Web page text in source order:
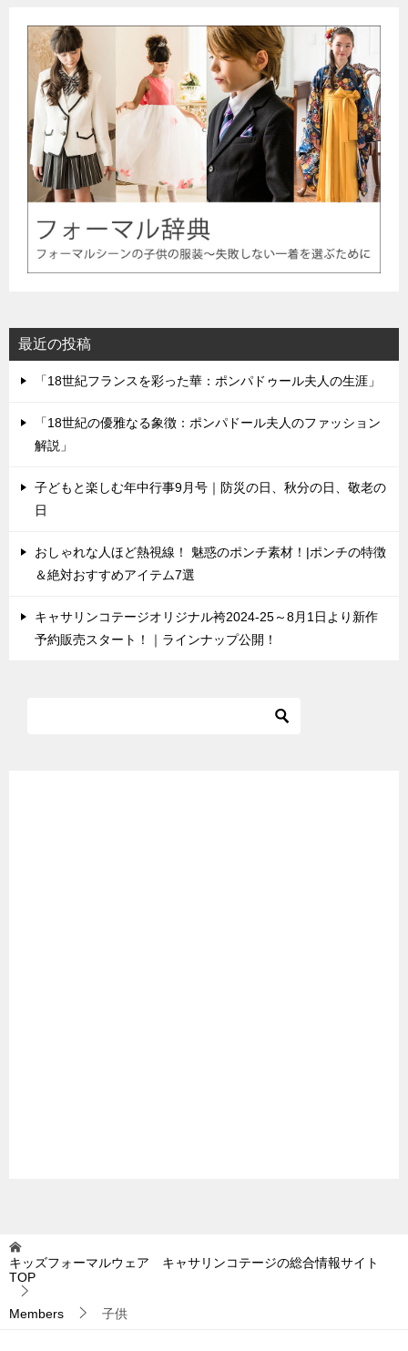
最近の投稿
「18世紀フランスを彩った華：ポンパドゥール夫人の生涯」
「18世紀の優雅なる象徴：ポンパドール夫人のファッション
解説」
子どもと楽しむ年中行事9月号｜防災の日、秋分の日、敬老の
日
おしゃれな人ほど熱視線！ 魅惑のポンチ素材！|ポンチの特徴
＆絶対おすすめアイテム7選
キャサリンコテージオリジナル袴2024-25～8月1日より新作
予約販売スタート！｜ラインナップ公開！
キッズフォーマルウェア キャサリンコテージの総合情報サイト
TOP
Members 子供